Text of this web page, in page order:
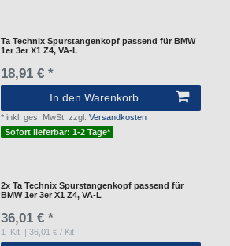
Ta Technix Spurstangenkopf passend für BMW
1er 3er X1 Z4, VA-L
18,91 € *
In den Warenkorb
*inkl. ges. MwSt. zzgl.Versandkosten
Sofort lieferbar: 1-2 Tage*
2x Ta Technix Spurstangenkopf passend für
BMW 1er 3er X1 Z4, VA-L
36,01 € *
1 Kit | 36,01 € / Kit